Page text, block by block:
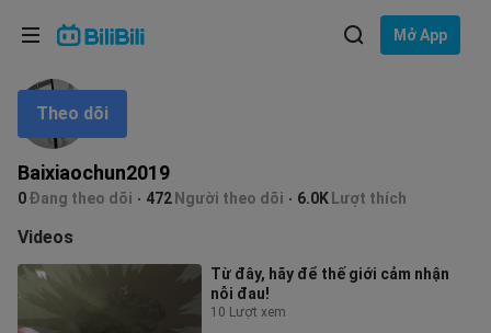
Mở App
Baixiaochun2019
0Đang theo dõi 472 Người theo dõi 6.0K Lượt thích
Theo dõi
Videos
Từ đây, hãy để thế giới cảm nhận
nỗi đau!
10 Lượt xem
Ngôn ngữ: Tiếng Việt
Lựa chọn ngôn ngữ
English
ภาษาไทย
Tiếng Việt